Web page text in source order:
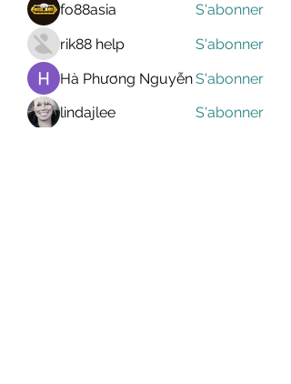
fo88asia
S'abonner
rik88 help
S'abonner
Hà Phương NguyễnS'abonner
lindajlee
S'abonner